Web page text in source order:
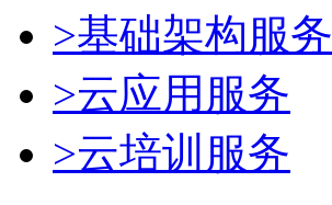
>基础架构服务
>云应用服务
>云培训服务